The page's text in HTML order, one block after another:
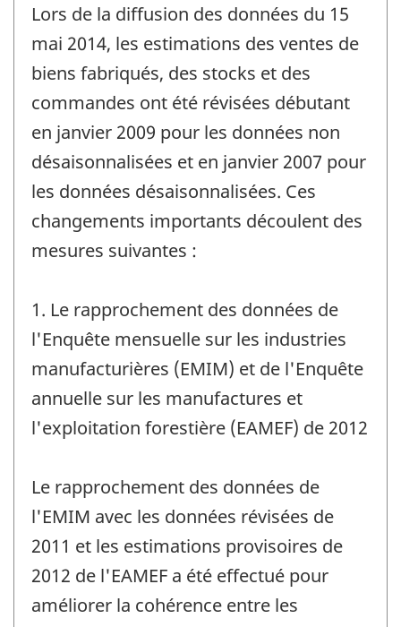
référence
de
changement
-
Lors de la diffusion des données du 15
mai 2014, les estimations des ventes de
biens fabriqués, des stocks et des
commandes ont été révisées débutant
en janvier 2009 pour les données non
désaisonnalisées et en janvier 2007 pour
les données désaisonnalisées. Ces
changements importants découlent des
mesures suivantes :
1. Le rapprochement des données de
l'Enquête mensuelle sur les industries
manufacturières (EMIM) et de l'Enquête
annuelle sur les manufactures et
l'exploitation forestière (EAMEF) de 2012
Le rapprochement des données de
l'EMIM avec les données révisées de
2011 et les estimations provisoires de
2012 de l'EAMEF a été effectué pour
améliorer la cohérence entre les